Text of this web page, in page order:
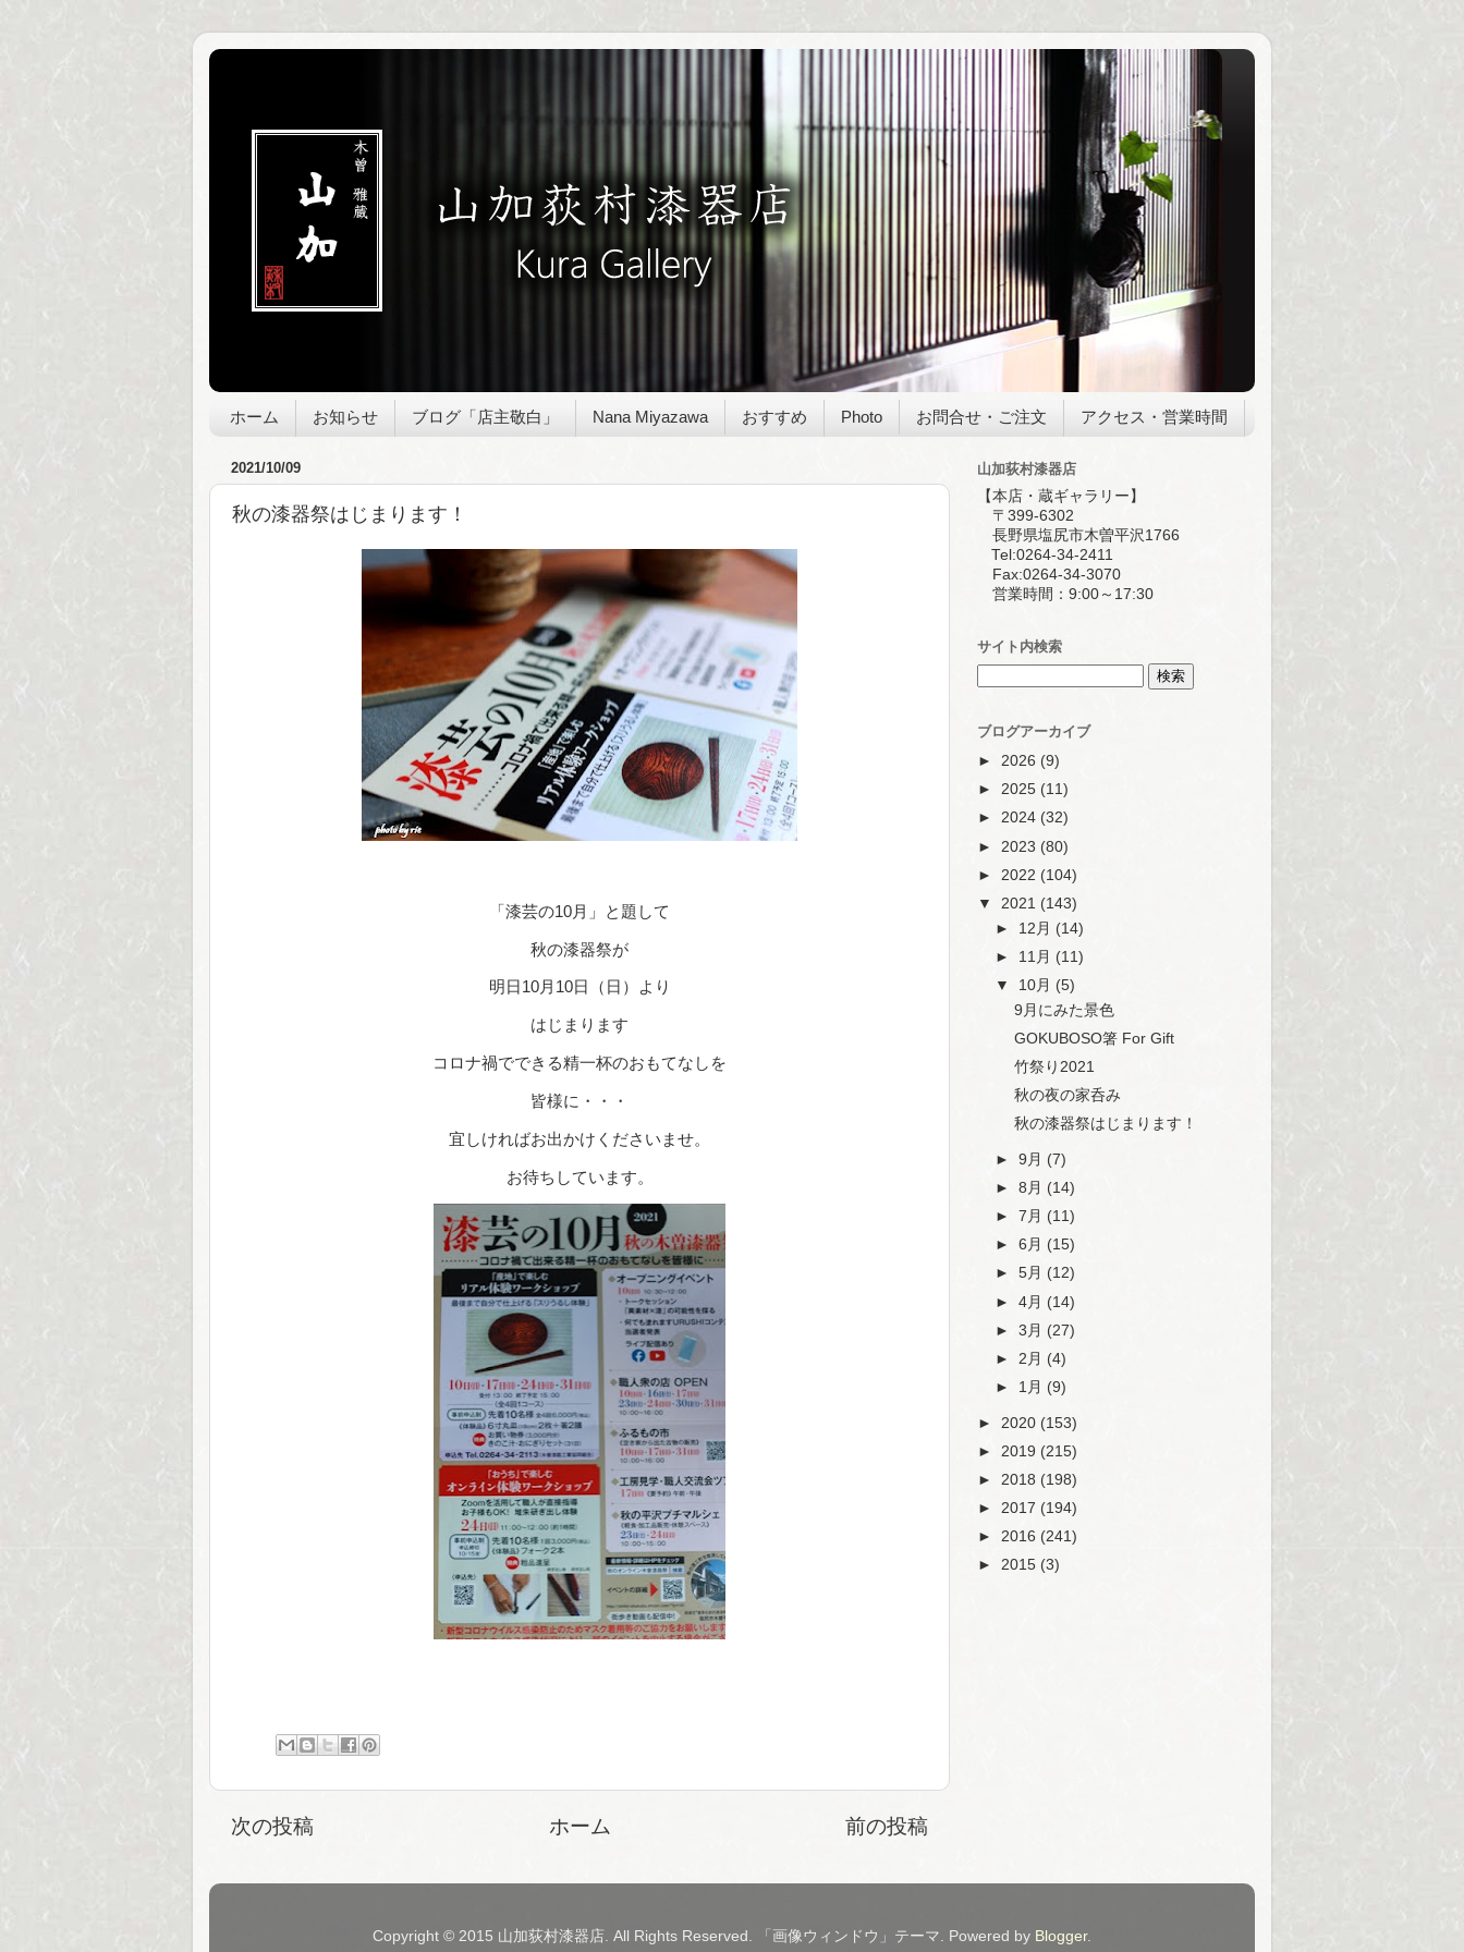
ホーム お知らせ ブログ「店主敬白」 Nana Miyazawa おすすめ Photo お問合せ・ご注文 アクセス・営業時間
2021/10/09
秋の漆器祭はじまります！
「漆芸の10月」と題して
秋の漆器祭が
明日10月10日（日）より
はじまります
コロナ禍でできる精一杯のおもてなしを
皆様に・・・
宜しければお出かけくださいませ。
お待ちしています。
次の投稿 前の投稿
ホーム
山加荻村漆器店
【本店・蔵ギャラリー】
〒399-6302
長野県塩尻市木曽平沢1766
Tel:0264-34-2411
Fax:0264-34-3070
営業時間：9:00～17:30
サイト内検索
ブログアーカイブ
► 2026 (9)
► 2025 (11)
► 2024 (32)
► 2023 (80)
► 2022 (104)
▼ 2021 (143)
► 12月 (14)
► 11月 (11)
▼ 10月 (5)
9月にみた景色
GOKUBOSO箸 For Gift
竹祭り2021
秋の夜の家呑み
秋の漆器祭はじまります！
►9月 (7)
►8月 (14)
►7月 (11)
►6月 (15)
►5月 (12)
►4月 (14)
►3月 (27)
► 2月(4)
► 1月 (9)
► 2020 (153)
► 2019 (215)
► 2018 (198)
► 2017 (194)
► 2016 (241)
► 2015 (3)
Copyright © 2015 山加荻村漆器店. All Rights Reserved. 「画像ウィンドウ」テーマ. Powered by Blogger.